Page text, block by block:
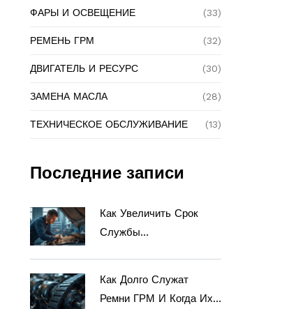
ФАРЫ И ОСВЕЩЕНИЕ (33)
РЕМЕНЬ ГРМ (32)
ДВИГАТЕЛЬ И РЕСУРС (30)
ЗАМЕНА МАСЛА (28)
ТЕХНИЧЕСКОЕ ОБСЛУЖИВАНИЕ (13)
Последние записи
Как Увеличить Срок
Службы
Как Долго Служат
Ремни ГРМ И Когда Их